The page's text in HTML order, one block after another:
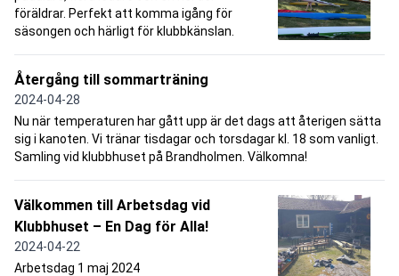
föräldrar. Perfekt att komma igång för
säsongen och härligt för klubbkänslan.
Återgång till sommarträning
2024-04-28
Nu när temperaturen har gått upp är det dags att återigen sätta
sig i kanoten. Vi tränar tisdagar och torsdagar kl. 18 som vanligt.
Samling vid klubbhuset på Brandholmen. Välkomna!
Välkommen till Arbetsdag vid
Klubbhuset – En Dag för Alla!
2024-04-22
Arbetsdag 1 maj 2024